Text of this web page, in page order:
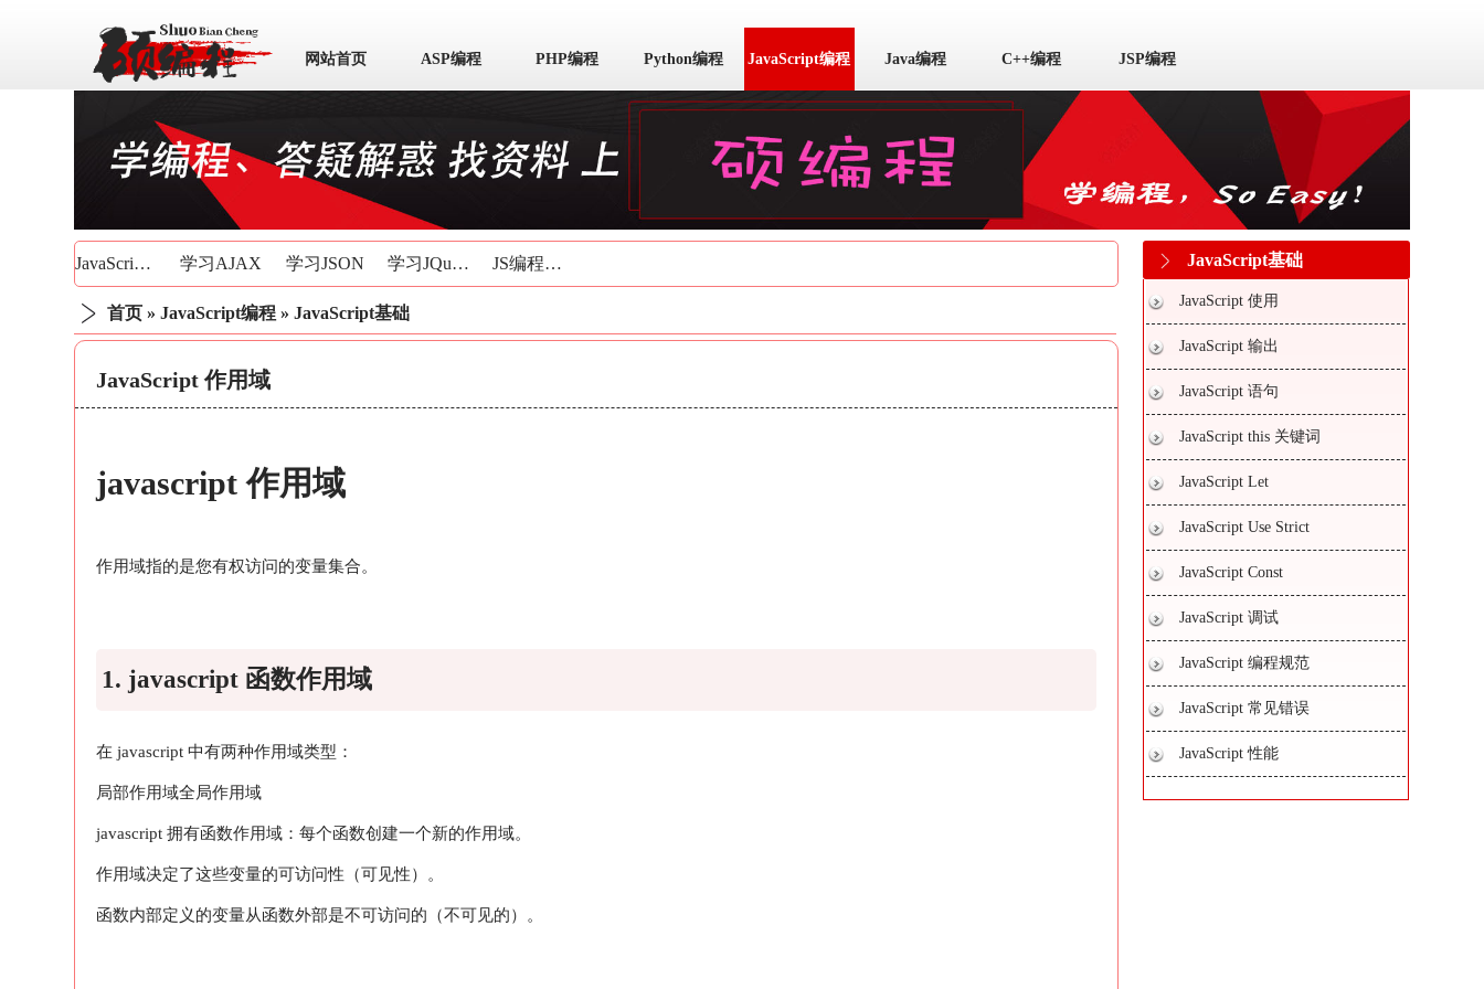
网站首页 ASP编程 PHP编程 Python编程 JavaScript编程 Java编程 C++编程 JSP编程
JavaScript基础 学习AJAX 学习JSON 学习JQuery JS编程技术
首页 »JavaScript编程 »JavaScript基础
JavaScript 作用域
javascript 作用域
作用域指的是您有权访问的变量集合。
1. javascript 函数作用域
在 javascript 中有两种作用域类型：
局部作用域全局作用域
javascript 拥有函数作用域：每个函数创建一个新的作用域。
作用域决定了这些变量的可访问性（可见性）。
函数内部定义的变量从函数外部是不可访问的（不可见的）。
JavaScript基础
JavaScript 使用
JavaScript 输出
JavaScript 语句
JavaScript this 关键词
JavaScript Let
JavaScript Use Strict
JavaScript Const
JavaScript 调试
JavaScript 编程规范
JavaScript 常见错误
JavaScript 性能